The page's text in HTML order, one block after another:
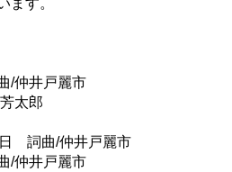
/仲井戸麗市
太郎
日 詞曲/仲井戸麗市
/仲井戸麗市